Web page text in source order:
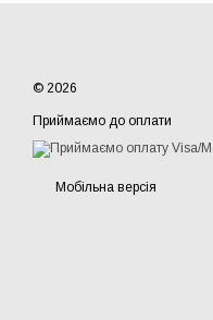
© 2026
Приймаємо до оплати
Мобільна версія